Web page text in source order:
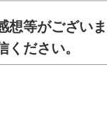
想等がござい
ください。